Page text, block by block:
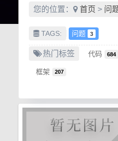
您的位置： 首页 > 问
TAGS: 问题 3
热门标签 代码 684
框架 207